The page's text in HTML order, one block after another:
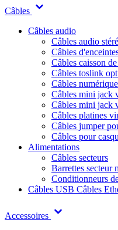
Câbles
Câbles audio
Câbles audio
Câbles
Câbles caisson
Câbles toslink
Câbles
Câbles mini jack
Câbles mini jack
Câbles platines
Câbles jumper
Câbles pour
Alimentations
Câbles secteurs
Barrettes secteur
Conditionneurs
Câbles USB Câbles
Accessoires